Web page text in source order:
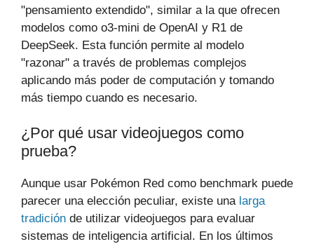
"pensamiento extendido", similar a la que ofrecen
modelos como o3-mini de OpenAI y R1 de
DeepSeek. Esta función permite al modelo
"razonar" a través de problemas complejos
aplicando más poder de computación y tomando
más tiempo cuando es necesario.
¿Por qué usar videojuegos como
prueba?
Aunque usar Pokémon Red como benchmark puede
parecer una elección peculiar, existe una larga
tradición de utilizar videojuegos para evaluar
sistemas de inteligencia artificial. En los últimos